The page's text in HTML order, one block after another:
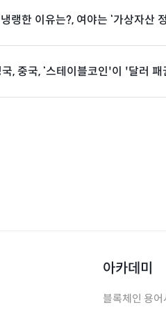
랭한 이유는?, 여야는 ‘가상자산
, 중국, ‘스테이블코인'이 '달러
아카데미
블록체인 용어